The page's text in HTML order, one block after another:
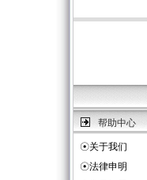
帮助中心
☉关于我们
☉法律申明